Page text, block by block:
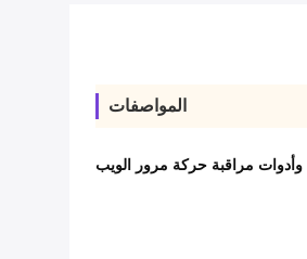
المواصفات
وأدوات مراقبة حركة مرور الويب